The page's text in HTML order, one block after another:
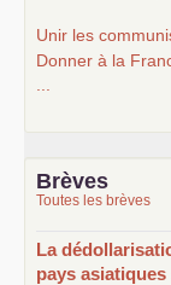
Unir les
Donner à la
Brèves
Toutes les brèves
La
pays